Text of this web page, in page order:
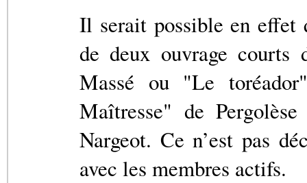
Il serait possible en effet
de deux ouvrage courts
Massé ou "Le
Maîtresse" de
Nargeot. Ce n’est pas
avec les membres actifs.